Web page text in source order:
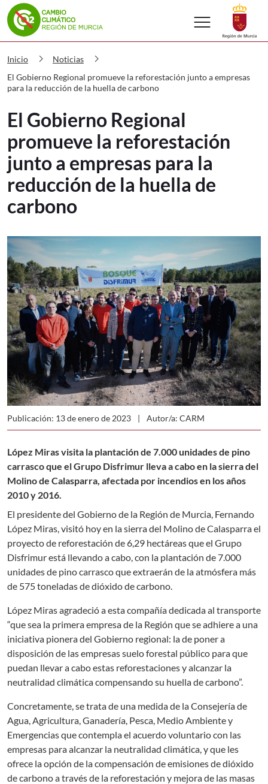
Cambio climático El Gobierno
Volver a
Ir a
menu
Inicio chevron_right Noticias chevron_right
El Gobierno Regional promueve la reforestación junto a empresas
para la reducción de la huella de carbono
El Gobierno Regional
promueve la reforestación
junto a empresas para la
reducción de la huella de
carbono
Publicación: 13 de enero de 2023 Autor/a: CARM
López Miras visita la plantación de 7.000 unidades de pino
carrasco que el Grupo Disfrimur lleva a cabo en la sierra del
Molino de Calasparra, afectada por incendios en los años
2010 y 2016.
El presidente del Gobierno de la Región de Murcia, Fernando
López Miras, visitó hoy en la sierra del Molino de Calasparra el
proyecto de reforestación de 6,29 hectáreas que el Grupo
Disfrimur está llevando a cabo, con la plantación de 7.000
unidades de pino carrasco que extraerán de la atmósfera más
de 575 toneladas de dióxido de carbono.
López Miras agradeció a esta compañía dedicada al transporte
“que sea la primera empresa de la Región que se adhiere a una
iniciativa pionera del Gobierno regional: la de poner a
disposición de las empresas suelo forestal público para que
puedan llevar a cabo estas reforestaciones y alcanzar la
neutralidad climática compensando su huella de carbono”.
Concretamente, se trata de una medida de la Consejería de
Agua, Agricultura, Ganadería, Pesca, Medio Ambiente y
Emergencias que contempla el acuerdo voluntario con las
empresas para alcanzar la neutralidad climática, y que les
ofrece la opción de la compensación de emisiones de dióxido
de carbono a través de la reforestación y mejora de las masas